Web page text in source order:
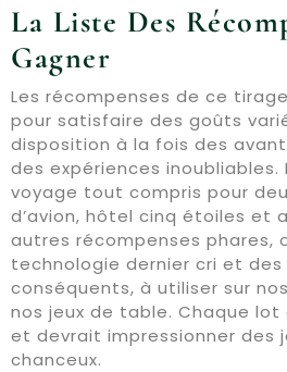
La Liste Des
Gagner
Les récompenses de ce
pour satisfaire des goûts
disposition à la fois des
des expériences inoubliables.
voyage tout compris pour
d’avion, hôtel cinq étoiles et
autres récompenses phares,
technologie dernier cri et
conséquents, à utiliser sur
nos jeux de table. Chaque lot
et devrait impressionner des
chanceux.